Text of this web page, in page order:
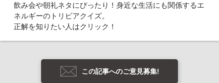
飲み会や朝礼ネタにぴったり！身近な生活にも関係するエ
ネルギーのトリビアクイズ。
正解を知りたい人はクリック！
この記事へのご意見募集!